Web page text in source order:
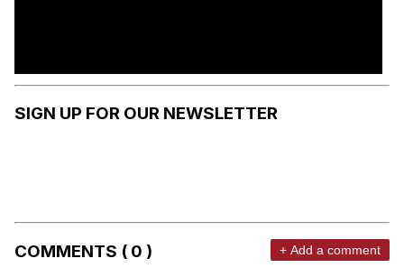
SIGN UP FOR OUR NEWSLETTER
COMMENTS ( 0 ) + Add a comment